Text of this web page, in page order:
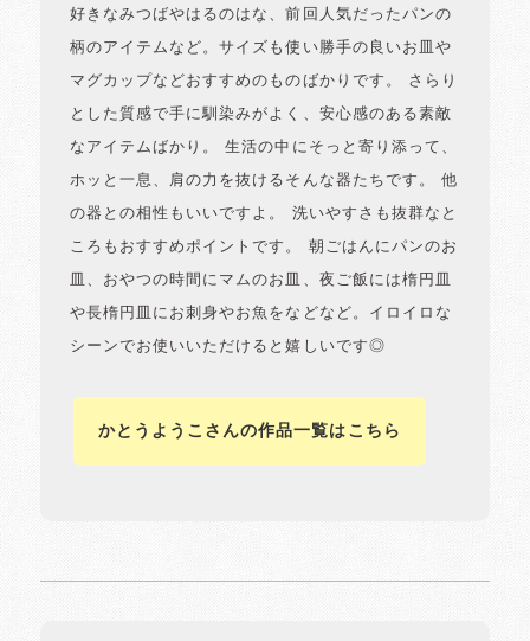
好きなみつばやはるのはな、前回人気だったパンの
柄のアイテムなど。サイズも使い勝手の良いお皿や
マグカップなどおすすめのものばかりです。 さらり
とした質感で手に馴染みがよく、安心感のある素敵
なアイテムばかり。 生活の中にそっと寄り添って、
ホッと一息、肩の力を抜けるそんな器たちです。 他
の器との相性もいいですよ。 洗いやすさも抜群なと
ころもおすすめポイントです。 朝ごはんにパンのお
皿、おやつの時間にマムのお皿、夜ご飯には楕円皿
や長楕円皿にお刺身やお魚をなどなど。イロイロな
シーンでお使いいただけると嬉しいです◎
かとうようこさんの作品一覧はこちら